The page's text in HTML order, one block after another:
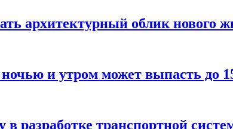
архитектурный облик нового
и утром может выпасть до
разработке транспортной